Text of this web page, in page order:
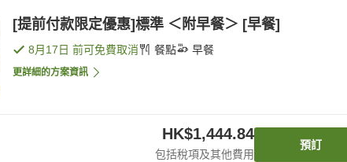
[提前付款限定優惠]標準 ＜附早餐＞ [早餐]
8月17日 前可免費取消 餐點 早餐
更詳細的方案資訊
HK$1,444.84
包括稅項及其他費用
預訂